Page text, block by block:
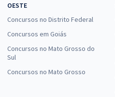
OESTE
Concursos no Distrito Federal
Concursos em Goiás
Concursos no Mato Grosso do
Sul
Concursos no Mato Grosso